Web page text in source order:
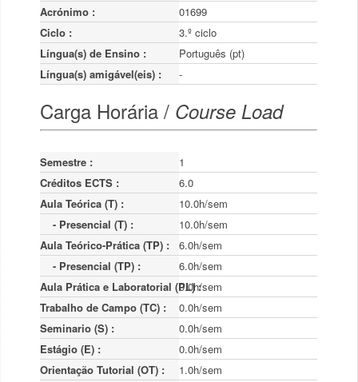
Acrónimo :
01699
Ciclo :
3.º ciclo
Língua(s) de Ensino :
Português (pt)
Língua(s) amigável(eis) :
-
Carga Horária / Course Load
Semestre :
1
Créditos ECTS :
6.0
Aula Teórica (T) :
10.0h/sem
    - Presencial (T) :
10.0h/sem
Aula Teórico-Prática (TP) :
6.0h/sem
    - Presencial (TP) :
6.0h/sem
Aula Prática e Laboratorial (PL) :0.0h/sem
Trabalho de Campo (TC) :
0.0h/sem
Seminario (S) :
0.0h/sem
Estágio (E) :
0.0h/sem
Orientação Tutorial (OT) :
1.0h/sem